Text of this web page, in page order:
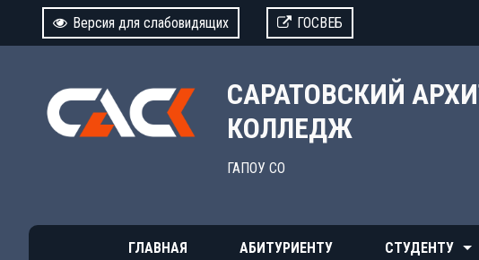
Версия для слабовидящих ГОСВЕБ
САРАТОВСКИЙ
КОЛЛЕДЖ
ГАПОУ СО
ГЛАВНАЯ АБИТУРИЕНТУ СТУДЕНТУ